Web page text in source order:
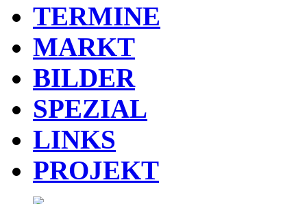
TERMINE
MARKT
BILDER
SPEZIAL
LINKS
PROJEKT